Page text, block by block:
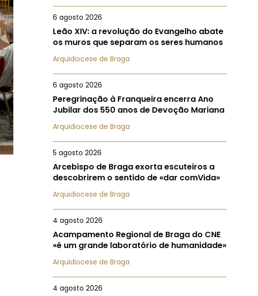
6 agosto 2026
Leão XIV: a revolução do Evangelho abate
os muros que separam os seres humanos
Arquidiocese de Braga
6 agosto 2026
Peregrinação à Franqueira encerra Ano
Jubilar dos 550 anos de Devoção Mariana
Arquidiocese de Braga
5 agosto 2026
Arcebispo de Braga exorta escuteiros a
descobrirem o sentido de «dar comVida»
Arquidiocese de Braga
4 agosto 2026
Acampamento Regional de Braga do CNE
«é um grande laboratório de humanidade»
Arquidiocese de Braga
4 agosto 2026